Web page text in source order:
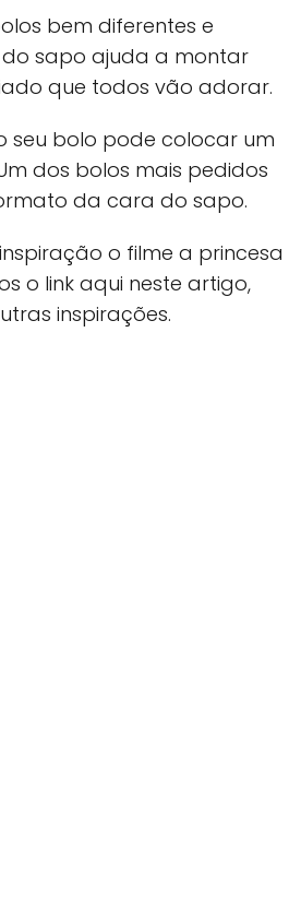
bem diferentes e
do sapo ajuda a montar
que todos vão adorar.
seu bolo pode colocar um
dos bolos mais pedidos
da cara do sapo.
o filme a princesa
o link aqui neste artigo,
inspirações.